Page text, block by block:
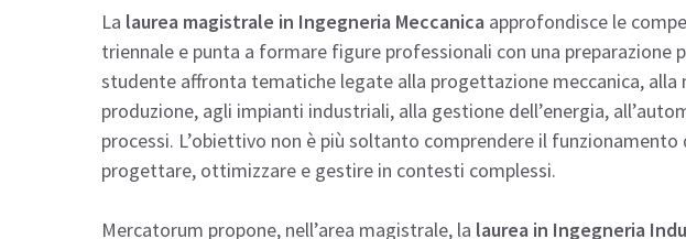
La laurea magistrale in Ingegneria Meccanica approfondisce le
triennale e punta a formare figure professionali con una preparazione
studente affronta tematiche legate alla progettazione meccanica, alla
produzione, agli impianti industriali, alla gestione dell’energia,
processi. L’obiettivo non è più soltanto comprendere il
progettare, ottimizzare e gestire in contesti complessi.
Mercatorum propone, nell’area magistrale, la laurea in Ingegneria